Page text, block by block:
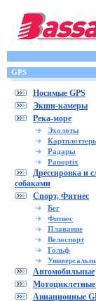
GPS
Носимые GPS
Экшн-камеры
Река-море
Эхолоты
Радары
Panoptix
Дрессировка и
собаками
Спорт, Фитнес
Бег
Фитнес
Плавание
Велоспорт
Гольф
Автомобильные
Мотоциклетные
Авиационные